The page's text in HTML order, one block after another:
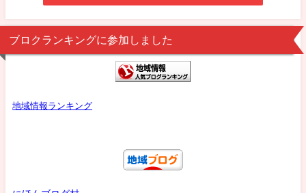
ブロクランキングに参加しました
地域情報ランキング